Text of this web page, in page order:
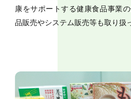
康をサポートする健康食品事業
品販売やシステム販売等も取り扱